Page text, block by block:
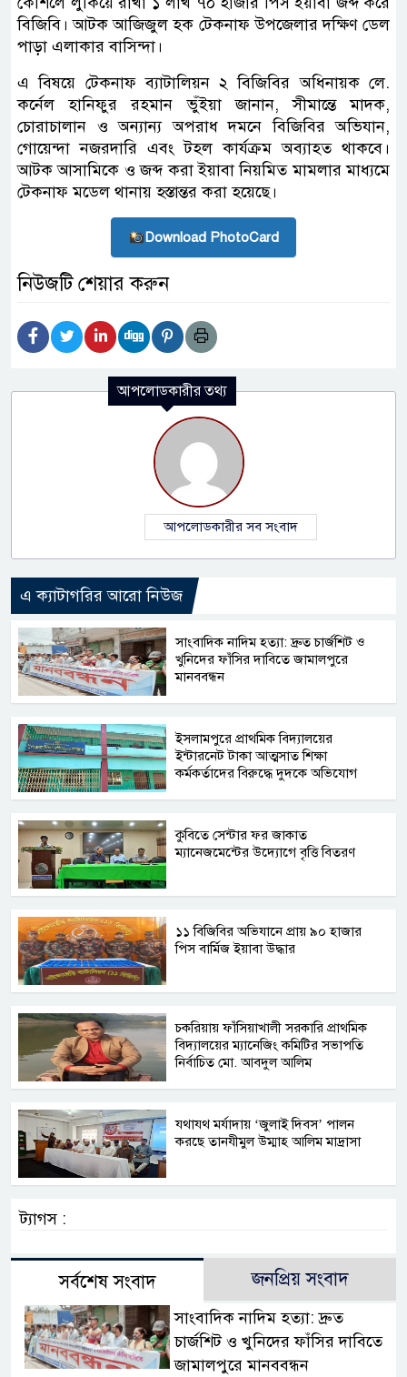
বিজিবি। আটক আজিজুল হক টেকনাফ উপজেলার দক্ষিণ ডেল
পাড়া এলাকার বাসিন্দা।
এ বিষয়ে টেকনাফ ব্যাটালিয়ন ২ বিজিবির অধিনায়ক লে.
কর্নেল হানিফুর রহমান ভুঁইয়া জানান, সীমান্তে মাদক,
চোরাচালান ও অন্যান্য অপরাধ দমনে বিজিবির অভিযান,
গোয়েন্দা নজরদারি এবং টহল কার্যক্রম অব্যাহত থাকবে।
আটক আসামিকে ও জব্দ করা ইয়াবা নিয়মিত মামলার মাধ্যমে
টেকনাফ মডেল থানায় হস্তান্তর করা হয়েছে।
Download PhotoCard
নিউজটি শেয়ার করুন
আপলোডকারীর তথ্য
আপলোডকারীর সব সংবাদ
এ ক্যাটাগরির আরো নিউজ
সাংবাদিক নাদিম হত্যা: দ্রুত চার্জশিট ও
খুনিদের ফাঁসির দাবিতে জামালপুরে
মানববন্ধন
​ইসলামপুরে প্রাথমিক বিদ্যালয়ের
ইন্টারনেট টাকা আত্মসাত শিক্ষা
কর্মকর্তাদের বিরুদ্ধে দুদকে অভিযোগ
কুবিতে সেন্টার ফর জাকাত
ম্যানেজমেন্টের উদ্যোগে বৃত্তি বিতরণ
১১ বিজিবির অভিযানে প্রায় ৯০ হাজার
পিস বার্মিজ ইয়াবা উদ্ধার
চকরিয়ায় ফাঁসিয়াখালী সরকারি প্রাথমিক
বিদ্যালয়ের ম্যানেজিং কমিটির সভাপতি
নির্বাচিত মো. আবদুল আলিম
যথাযথ মর্যাদায় ‘জুলাই দিবস’ পালন
করছে তানযীমুল উম্মাহ আলিম মাদ্রাসা
ট্যাগস :
সর্বশেষ সংবাদ জনপ্রিয় সংবাদ
সাংবাদিক নাদিম হত্যা: দ্রুত
চার্জশিট ও খুনিদের ফাঁসির দাবিতে
জামালপুরে মানববন্ধন